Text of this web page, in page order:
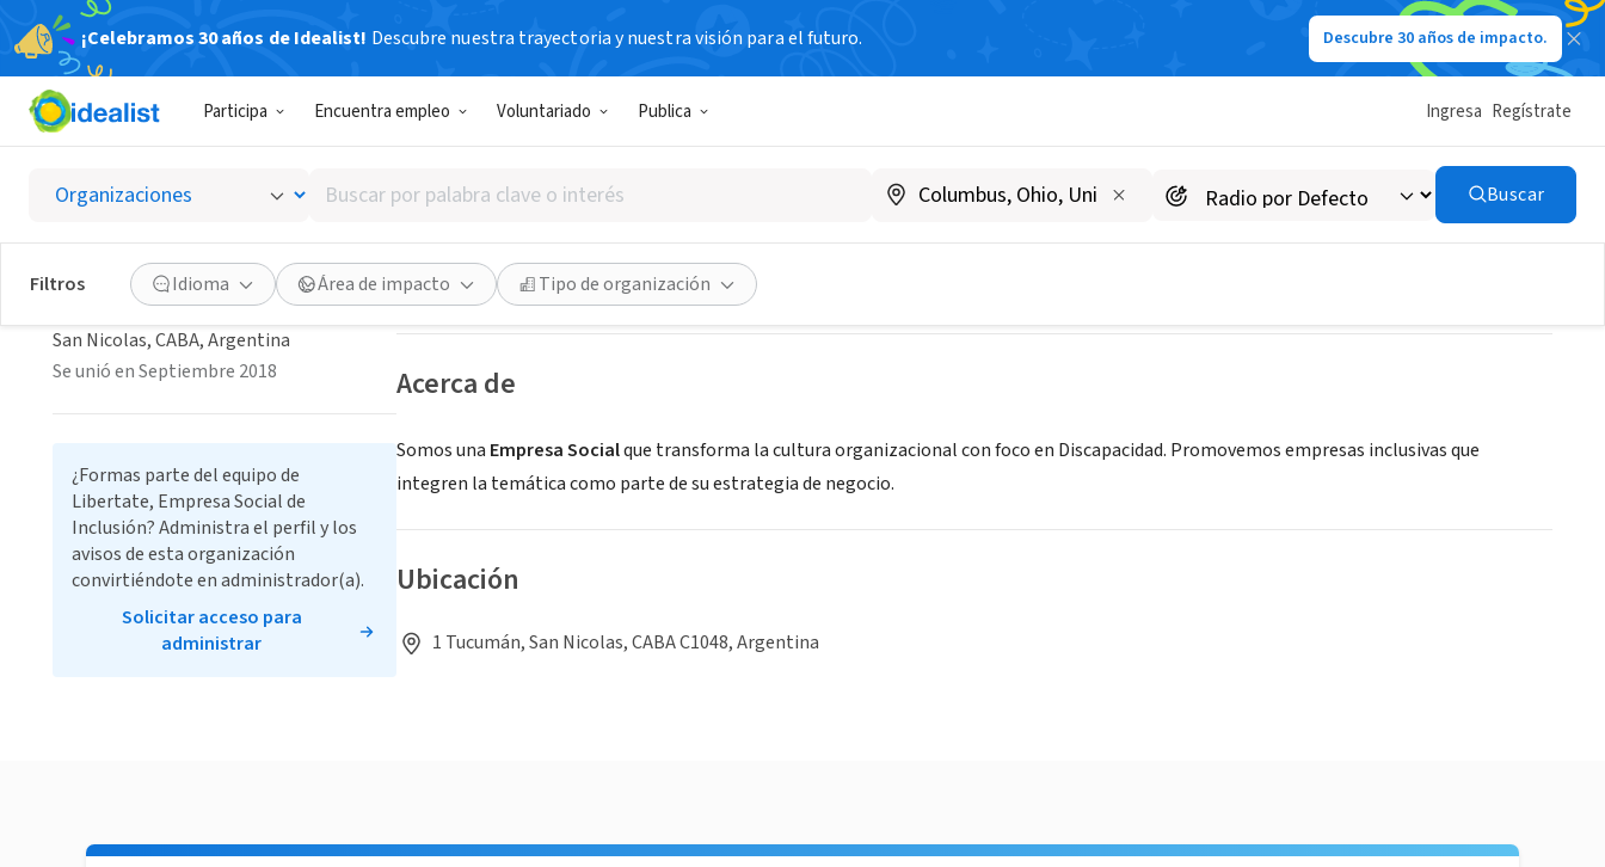
¡Celebramos 30 años de Idealist! Descubre nuestra trayectoria y nuestra visión para el futuro. Descubre 30 años de impacto.
Participa Encuentra empleo Voluntariado Publica Ingresa Regístrate
Buscar
por
palabra
clave
o
interés
Buscar
Filtros Idioma Área de impacto Tipo de organización
Libertate, Empresa Social de Inclusión
San Nicolas, CABA, Argentina
Guardar Compartir
Acerca de
Somos una Empresa Socialque transforma la cultura organizacional con foco en Discapacidad. Promovemos empresas inclusivas que
integren la temática como parte de su estrategia de negocio.
Ubicación
1 Tucumán, San Nicolas, CABA C1048, Argentina
Libertate, Empresa Social
de Inclusión
San Nicolas, CABA, Argentina
Se unió en Septiembre 2018
¿Formas parte del equipo de
Libertate, Empresa Social de
Inclusión? Administra el perfil y los
avisos de esta organización
convirtiéndote en administrador(a).
Solicitar acceso para
administrar